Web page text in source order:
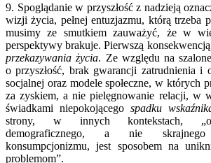
9. Spoglądanie w przyszłość z nadzieją
wizji życia, pełnej entuzjazmu, którą trzeba
musimy ze smutkiem zauważyć, że w
perspektywy brakuje. Pierwszą
przekazywania życia. Ze względu na
o przyszłość, brak gwarancji zatrudnienia i
socjalnej oraz modele społeczne, w których
za zyskiem, a nie pielęgnowanie relacji, w
świadkami niepokojącego spadku
strony, w innych kontekstach,
demograficznego, a nie
konsumpcjonizmu, jest sposobem na
problemom”.